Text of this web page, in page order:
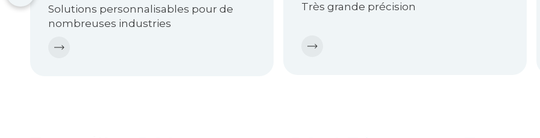
Solutions personnalisables pour de
nombreuses industries
Très grande précision